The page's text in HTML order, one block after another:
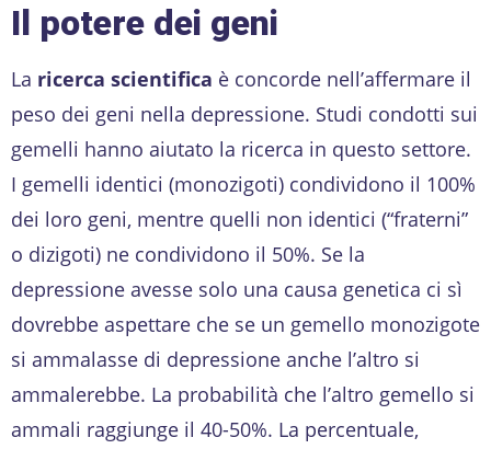
Il potere dei geni
La ricerca scientifica è concorde nell’affermare il
peso dei geni nella depressione. Studi condotti sui
gemelli hanno aiutato la ricerca in questo settore.
I gemelli identici (monozigoti) condividono il 100%
dei loro geni, mentre quelli non identici (“fraterni”
o dizigoti) ne condividono il 50%. Se la
depressione avesse solo una causa genetica ci sì
dovrebbe aspettare che se un gemello monozigote
si ammalasse di depressione anche l’altro si
ammalerebbe. La probabilità che l’altro gemello si
ammali raggiunge il 40-50%. La percentuale,